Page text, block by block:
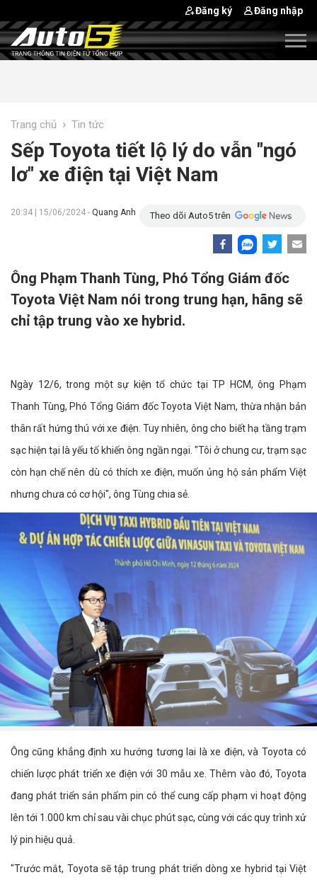
Đăng ký Đăng nhập
Trang chủ › Tin tức
Sếp Toyota tiết lộ lý do vẫn "ngó
lơ" xe điện tại Việt Nam
20:34 | 15/06/2024 - Quang Anh Theo dõi Auto5 trên
Ông Phạm Thanh Tùng, Phó Tổng Giám đốc
Toyota Việt Nam nói trong trung hạn, hãng sẽ
chỉ tập trung vào xe hybrid.
Ngày 12/6, trong một sự kiện tổ chức tại TP HCM, ông Phạm
Thanh Tùng, Phó Tổng Giám đốc Toyota Việt Nam, thừa nhận bản
thân rất hứng thú với xe điện. Tuy nhiên, ông cho biết hạ tầng trạm
sạc hiện tại là yếu tố khiến ông ngần ngại. "Tôi ở chung cư, trạm sạc
còn hạn chế nên dù có thích xe điện, muốn ủng hộ sản phẩm Việt
nhưng chưa có cơ hội", ông Tùng chia sẻ.
Ông cũng khẳng định xu hướng tương lai là xe điện, và Toyota có
chiến lược phát triển xe điện với 30 mẫu xe. Thêm vào đó, Toyota
đang phát triển sản phẩm pin có thể cung cấp phạm vi hoạt động
lên tới 1.000 km chỉ sau vài chục phút sạc, cùng với các quy trình xử
lý pin hiệu quả.
"Trước mắt, Toyota sẽ tập trung phát triển dòng xe hybrid tại Việt